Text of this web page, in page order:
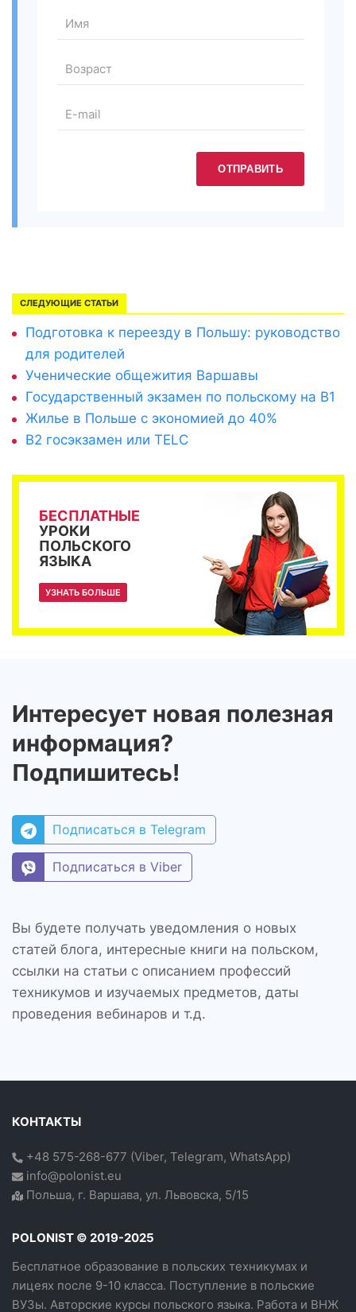
ОТПРАВИТЬ
СЛЕДУЮЩИЕ СТАТЬИ
Подготовка к переезду в Польшу: руководство
для родителей
Ученические общежития Варшавы
Государственный экзамен по польскому на B1
Жилье в Польше с экономией до 40%
B2 госэкзамен или TELC
БЕСПЛАТНЫЕ
УРОКИ
ПОЛЬСКОГО
ЯЗЫКА
УЗНАТЬ БОЛЬШЕ
Интересует новая полезная
информация?
Подпишитесь!
Подписаться в Telegram
Подписаться в Viber
Вы будете получать уведомления о новых
статей блога, интересные книги на польском,
ссылки на статьи с описанием профессий
техникумов и изучаемых предметов, даты
проведения вебинаров и т.д.
КОНТАКТЫ
+48 575-268-677 (Viber, Telegram, WhatsApp)
info@polonist.eu
Польша, г. Варшава, ул. Львовска, 5/15
POLONIST © 2019-2025
Бесплатное образование в польских техникумах и
лицеях после 9-10 класса. Поступление в польские
ВУЗы. Авторские курсы польского языка. Работа и ВНЖ